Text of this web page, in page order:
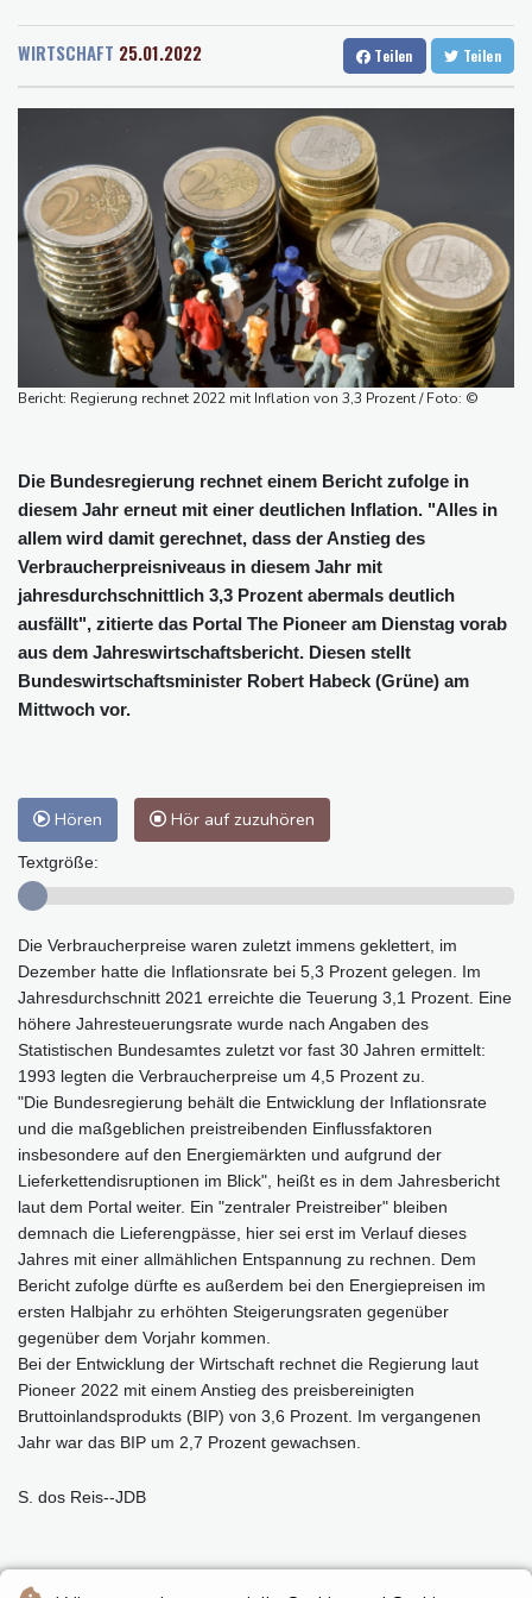
Dresden
18 °C Wien
22 °C
Baden-Baden
14 °C
Regierung und Opposition in Venezuela beginnen offiziellen
USA wollen bei Visa-Anträgen offenbar Online-Aktivitäten noch
Röwekamp: Innenministerium muss zentral für Drohnenabwehr
zuständig sein
Trump unternimmt neuen Vorstoß im Streit um US-
Staatsbürgerschaft
Erdogan reist zu Dreier-Gipfel mit Pakistan nach Saudi-Arabien
58 Soldaten im Jemen bei Huthi-Angriffen getötet - Regierung
kündigt Vergeltung an
UEFA hält an FIFA-Boykott fest - CAF hält zu Infantino
WIRTSCHAFT 25.01.2022 Teilen Teilen
Bericht: Regierung rechnet 2022 mit Inflation von 3,3 Prozent / Foto: ©
Die Bundesregierung rechnet einem Bericht zufolge in
diesem Jahr erneut mit einer deutlichen Inflation. "Alles in
allem wird damit gerechnet, dass der Anstieg des
Verbraucherpreisniveaus in diesem Jahr mit
jahresdurchschnittlich 3,3 Prozent abermals deutlich
ausfällt", zitierte das Portal The Pioneer am Dienstag vorab
aus dem Jahreswirtschaftsbericht. Diesen stellt
Bundeswirtschaftsminister Robert Habeck (Grüne) am
Mittwoch vor.
Hören Hör auf zuzuhören
Textgröße:
Die Verbraucherpreise waren zuletzt immens geklettert, im
Dezember hatte die Inflationsrate bei 5,3 Prozent gelegen. Im
Jahresdurchschnitt 2021 erreichte die Teuerung 3,1 Prozent. Eine
höhere Jahresteuerungsrate wurde nach Angaben des
Statistischen Bundesamtes zuletzt vor fast 30 Jahren ermittelt:
1993 legten die Verbraucherpreise um 4,5 Prozent zu.
"Die Bundesregierung behält die Entwicklung der Inflationsrate
und die maßgeblichen preistreibenden Einflussfaktoren
insbesondere auf den Energiemärkten und aufgrund der
Lieferkettendisruptionen im Blick", heißt es in dem Jahresbericht
laut dem Portal weiter. Ein "zentraler Preistreiber" bleiben
demnach die Lieferengpässe, hier sei erst im Verlauf dieses
Jahres mit einer allmählichen Entspannung zu rechnen. Dem
Bericht zufolge dürfte es außerdem bei den Energiepreisen im
ersten Halbjahr zu erhöhten Steigerungsraten gegenüber
gegenüber dem Vorjahr kommen.
Bei der Entwicklung der Wirtschaft rechnet die Regierung laut
Pioneer 2022 mit einem Anstieg des preisbereinigten
Bruttoinlandsprodukts (BIP) von 3,6 Prozent. Im vergangenen
Jahr war das BIP um 2,7 Prozent gewachsen.
S. dos Reis--JDB